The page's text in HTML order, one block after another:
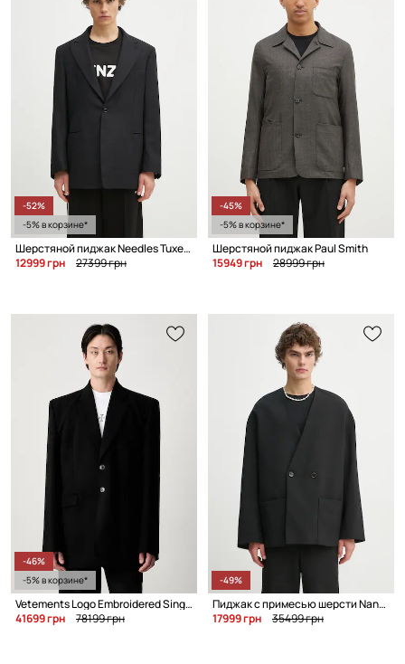
-52%
-5% в корзине*
Шерстяной пиджак Needles Tuxedo
12999 грн
27399 грн
-45%
-5% в корзине*
Шерстяной пиджак Paul Smith
15949 грн
28999 грн
-46%
-5% в корзине*
Vetements Logo Embroidered Single Breasted однобортный пиджак с шерстью для мужчин
41699 грн
78199 грн
-49%
Пиджак с примесью шерсти Nanushka CEDRIC
17999 грн
35499 грн